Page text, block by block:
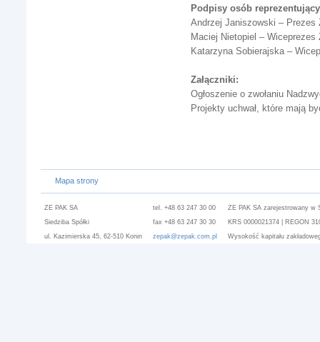
Podpisy osób
Andrzej Janiszowski – Prezes
Maciej Nietopiel – Wiceprezes
Katarzyna Sobierajska –
Załączniki:
Ogłoszenie o zwołaniu
Projekty uchwał, które mają
Mapa strony
ZE PAK SA
Siedziba Spółki
ul. Kazimierska 45, 62-510 Konin
tel. +48 63 247 30 00
fax +48 63 247 30 30
zepak@zepak.com.pl
ZE PAK SA zarejestrowany w
KRS 0000021374 | REGON
Wysokość kapitału